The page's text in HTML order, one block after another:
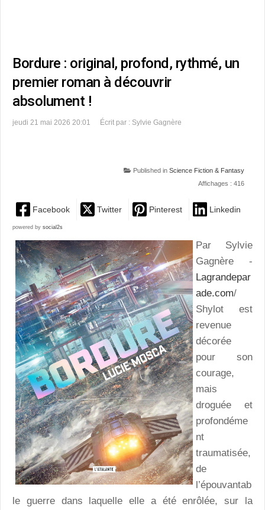
Bordure : original, profond, rythmé, un
premier roman à découvrir
absolument !
jeudi 21 mai 2026 20:01 Écrit par : Sylvie Gagnère
Published in Science Fiction & Fantasy
Affichages : 416
Facebook Twitter Pinterest Linkedin
powered by social2s
Par Sylvie
Gagnère -
Lagrandepar
ade.com/
Shylot est
revenue
décorée
pour son
courage,
mais
droguée et
profondéme
nt
traumatisée,
de
l’épouvantab
le guerre dans laquelle elle a été enrôlée, sur la